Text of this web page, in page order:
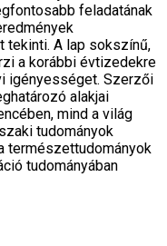
feladatának
tekinti. A lap sokszínű,
a korábbi évtizedekre
igényességet. Szerzői
alakjai
mind a világ
tudományok
természettudományok
tudományában